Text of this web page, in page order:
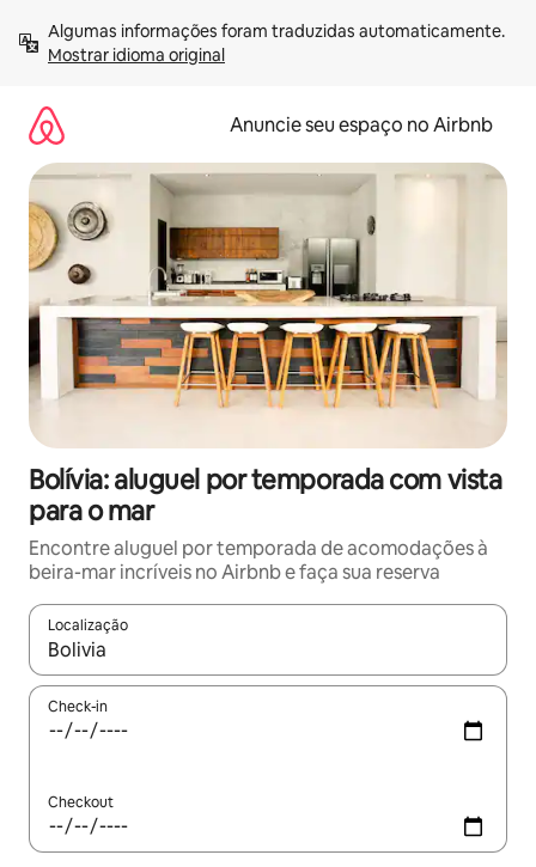
para
Mostrar idioma original
Anuncie seu espaço no Airbnb
Bolívia: aluguel por temporada com vista
para o mar
Encontre aluguel por temporada de acomodações à
beira-mar incríveis no Airbnb e faça sua reserva
Localização
Quando os resultados estiverem disponíveis, explore-os
Check-in
Checkout